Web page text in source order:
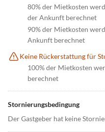
80% der Mietkosten
der Ankunft berechnet
90% der Mietkosten
Ankunft berechnet
Keine Rückerstattung für
100% der Mietkosten
berechnet
Stornierungsbedingung
Der Gastgeber hat keine